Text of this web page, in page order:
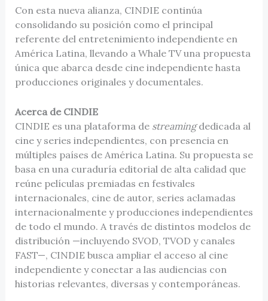
Con esta nueva alianza, CINDIE continúa
consolidando su posición como el principal
referente del entretenimiento independiente en
América Latina, llevando a Whale TV una propuesta
única que abarca desde cine independiente hasta
producciones originales y documentales.
Acerca de CINDIE
CINDIE es una plataforma de streamingdedicada al
cine y series independientes, con presencia en
múltiples países de América Latina. Su propuesta se
basa en una curaduría editorial de alta calidad que
reúne películas premiadas en festivales
internacionales, cine de autor, series aclamadas
internacionalmente y producciones independientes
de todo el mundo. A través de distintos modelos de
distribución —incluyendo SVOD, TVOD y canales
FAST—, CINDIE busca ampliar el acceso al cine
independiente y conectar a las audiencias con
historias relevantes, diversas y contemporáneas.